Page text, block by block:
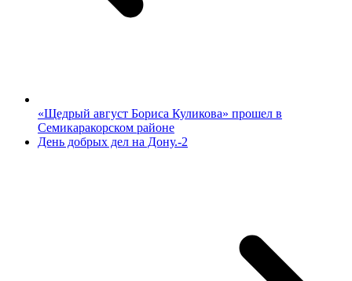
«Щедрый август Бориса Куликова» прошел в
Семикаракорском районе
День добрых дел на Дону.-2